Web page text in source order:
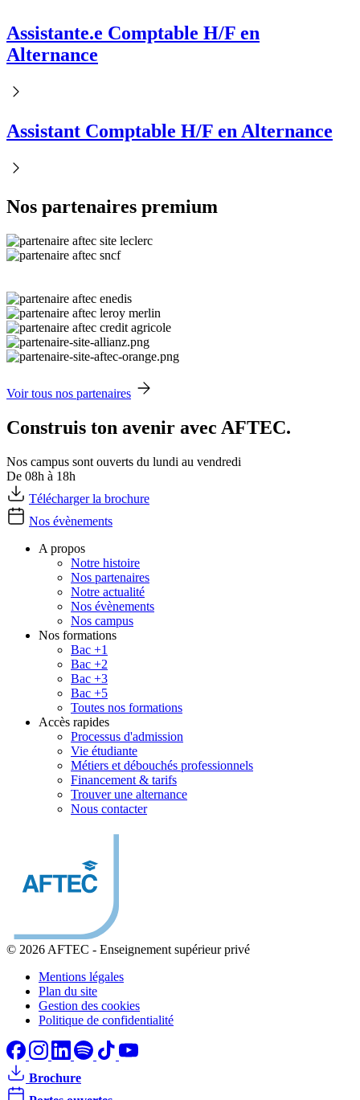
Assistante.e Comptable H/F en
Alternance
Assistant Comptable H/F en Alternance
Nos partenaires premium
Voir tous nos partenaires
Construis ton avenir avec AFTEC.
Nos campus sont ouverts du lundi au vendredi
De 08h à 18h
Télécharger la brochure
Nos évènements
A propos
Notre histoire
Nos partenaires
Notre actualité
Nos évènements
Nos campus
Nos formations
Bac +1
Bac +2
Bac +3
Bac +5
Toutes nos formations
Accès rapides
Processus d'admission
Vie étudiante
Métiers et débouchés professionnels
Financement & tarifs
Trouver une alternance
Nous contacter
© 2026 AFTEC - Enseignement supérieur privé
Mentions légales
Plan du site
Gestion des cookies
Politique de confidentialité
Brochure